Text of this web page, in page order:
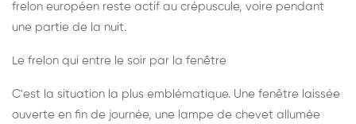
frelon européen reste actif au crépuscule, voire pendant
une partie de la nuit.
Le frelon qui entre le soir par la fenêtre
C'est la situation la plus emblématique. Une fenêtre laissée
ouverte en fin de journée, une lampe de chevet allumée